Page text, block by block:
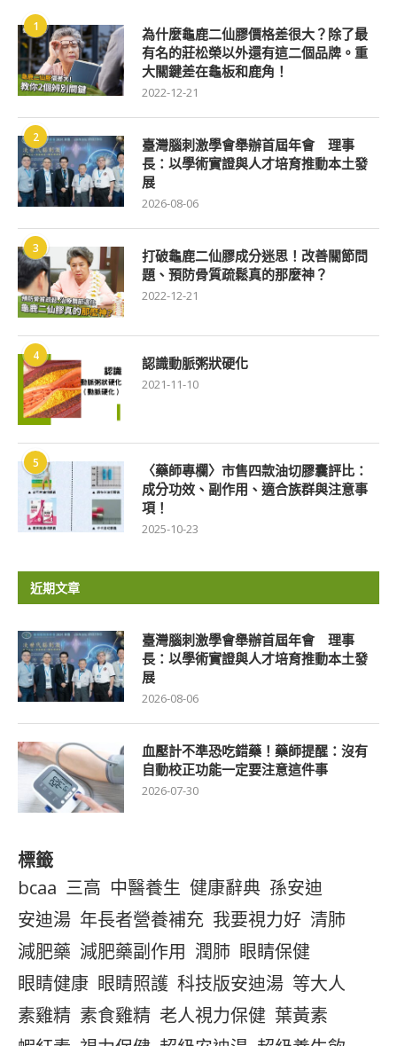
1
為什麼龜鹿二仙膠價格差很大？除了最
有名的莊松榮以外還有這二個品牌。重
大關鍵差在龜板和鹿角！
2022-12-21
2
臺灣腦刺激學會舉辦首屆年會 理事
長：以學術實證與人才培育推動本土發
展
2026-08-06
3
打破龜鹿二仙膠成分迷思！改善關節問
題、預防骨質疏鬆真的那麼神？
2022-12-21
4 認識動脈粥狀硬化
2021-11-10
5
〈藥師專欄〉市售四款油切膠囊評比：
成分功效、副作用、適合族群與注意事
項！
2025-10-23
近期文章
臺灣腦刺激學會舉辦首屆年會 理事
長：以學術實證與人才培育推動本土發
展
2026-08-06
血壓計不準恐吃錯藥！藥師提醒：沒有
自動校正功能一定要注意這件事
2026-07-30
標籤
bcaa 三高 中醫養生 健康辭典 孫安迪
安迪湯 年長者營養補充 我要視力好 清肺
減肥藥 減肥藥副作用 潤肺 眼睛保健
眼睛健康 眼睛照護 科技版安迪湯 等大人
素雞精 素食雞精 老人視力保健 葉黃素